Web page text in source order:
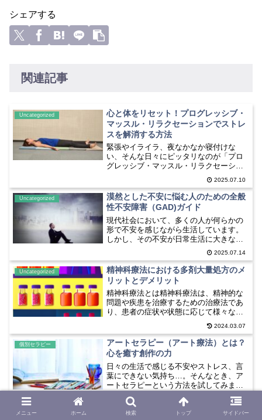
シェアする
関連記事
Uncategorized
心と体をリセット！プログレッシブ・
マッスル・リラクセーションでストレ
スを解消する方法
緊張やイライラ、夜なかなか寝付けな
い、そんな日々にピッタリなのが「プロ
グレッシブ・マッスル・リラクセーショ
ン（PMR）」。筋肉をぎゅっと縮めたあ
と、スッとゆるめることで、ストレスを
スッキリさせ、心も体もラクになる方法
です。医学的に心の健康に...
2025.07.10
Uncategorized
漠然とした不安に悩む人のための全般
性不安障害（GAD)ガイド
現代社会において、多くの人が何らかの
形で不安を感じながら生活しています。
しかし、その不安が日常生活に大きな支
障をきたすほど持続的で過剰な場合、全
般性不安障害（Generalized Anxiety
Disorder：GAD）という診断がつく...
2025.07.14
Uncategorized
精神科療法における多剤大量処方のメ
リットとデメリット
精神科療法とは精神科療法は、精神的な
問題や疾患を治療するための治療法であ
り、患者の症状や状態に応じて様々なア
プローチが取られます。その中でも、多
剤大量処方という治療方法があります。
多剤大量処方とは、一人の患者に対して
複数の薬剤を大量に処方す...
2024.03.07
個別セラピー
アートセラピー（アート療法）とは？
心を癒す創作の力
日々の生活で感じる不安やストレス、言
葉にできない気持ち…。そんなとき、ア
ートセラピーという方法を試してみませ
り、粘土をこねたり、色を塗ったりする
ことで、心の中のモヤモヤを整理し、リ
2025.07.10
メニュー ホーム 検索 トップ サイドバー